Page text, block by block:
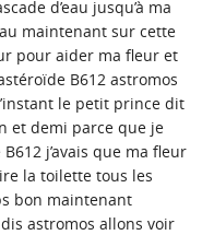
d’eau jusqu’à ma
maintenant sur cette
pour aider ma fleur et
B612 astromos
le petit prince dit
et demi parce que je
j’avais que ma fleur
la toilette tous les
bon maintenant
astromos allons voir